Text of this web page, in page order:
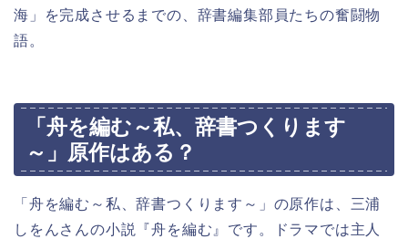
海」を完成させるまでの、辞書編集部員たちの奮闘物
語。
「舟を編む～私、辞書つくります
～」原作はある？
「舟を編む～私、辞書つくります～」の原作は、三浦
しをんさんの小説『舟を編む』です。ドラマでは主人